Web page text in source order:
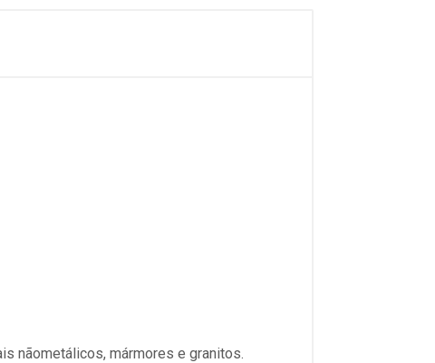
nãometálicos, mármores e granitos.